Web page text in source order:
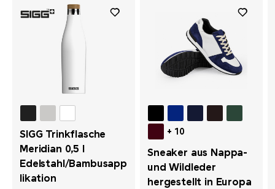
SIGG Trinkflasche
Meridian 0,5 l
Edelstahl/Bambusapp
likation
+ 10
Sneaker aus Nappa-
und Wildleder
hergestellt in Europa